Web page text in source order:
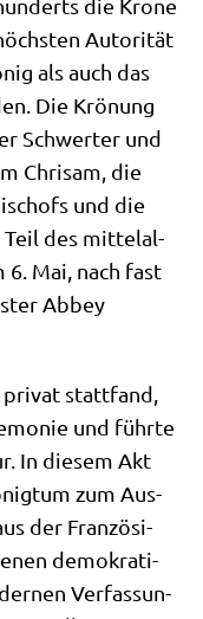
die Kro­ne
Auto­ri­tät
als auch das
Die Krö­nung
Schwer­ter und
Chri­sam, die
und die
Teil des mit­tel­al­
Mai, nach fast
Abbey
pri­vat statt­fand,
und führ­te
In die­sem Akt
zum Aus­
der Fran­zö­si­
demo­kra­ti­
Ver­fas­sun­